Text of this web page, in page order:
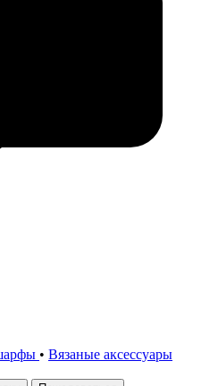
• Вязаные аксесcуары